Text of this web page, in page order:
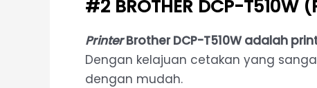
#2 BROTHER DCP-
PrinterBrother DCP-T510W adalah
Dengan kelajuan cetakan yang
dengan mudah.